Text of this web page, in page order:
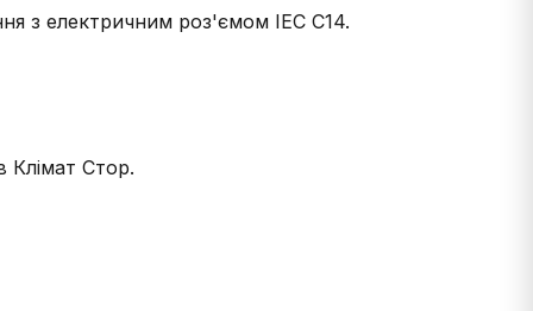
з електричним роз'ємом IEC C14.
Клімат Стор.